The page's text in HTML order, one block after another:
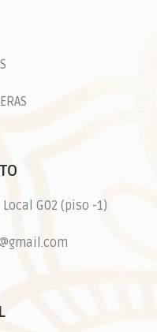
G02 (piso -1)